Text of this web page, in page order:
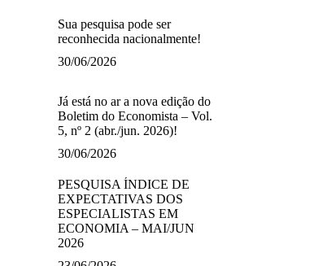
Sua pesquisa pode ser
reconhecida nacionalmente!
30/06/2026
Já está no ar a nova edição do
Boletim do Economista – Vol.
5, nº 2 (abr./jun. 2026)!
30/06/2026
PESQUISA ÍNDICE DE
EXPECTATIVAS DOS
ESPECIALISTAS EM
ECONOMIA – MAI/JUN
2026